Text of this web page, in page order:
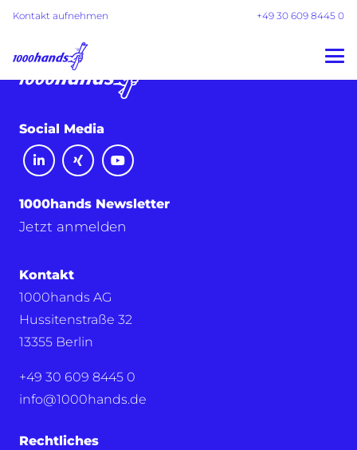
Kontakt aufnehmen +49 30 609 8445 0
Social Media
1000hands Newsletter
Jetzt anmelden
Kontakt
1000hands AG
Hussitenstraße 32
13355 Berlin
+49 30 609 8445 0
info@1000hands.de
Rechtliches